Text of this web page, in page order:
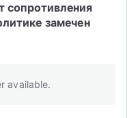
сопротивления
замечен
available.